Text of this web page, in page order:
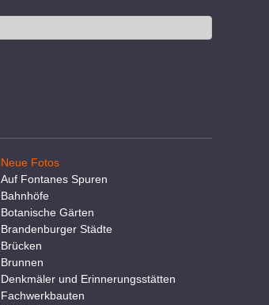
Neue Fotos
Auf Fontanes Spuren
Bahnhöfe
Botanische Gärten
Brandenburger Städte
Brücken
Brunnen
Denkmäler und Erinnerungsstätten
Fachwerkbauten